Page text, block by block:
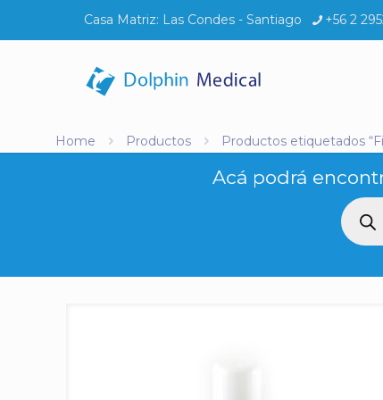
Casa Matriz: Las Condes - Santiago +56 2
Home Productos Productos etiquetados
Acá podrá
de